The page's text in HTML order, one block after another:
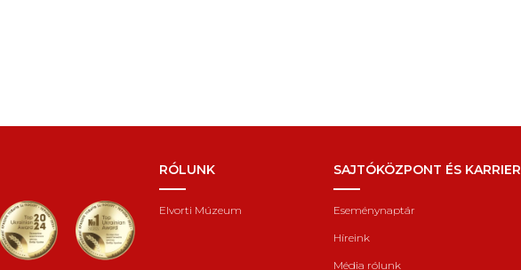
RÓLUNK
Elvorti Múzeum
SAJTÓKÖZPONT ÉS KARRIER
Eseménynaptár
Híreink
Média rólunk
Hallottál már az Elvorti márkáról?
igen
nem